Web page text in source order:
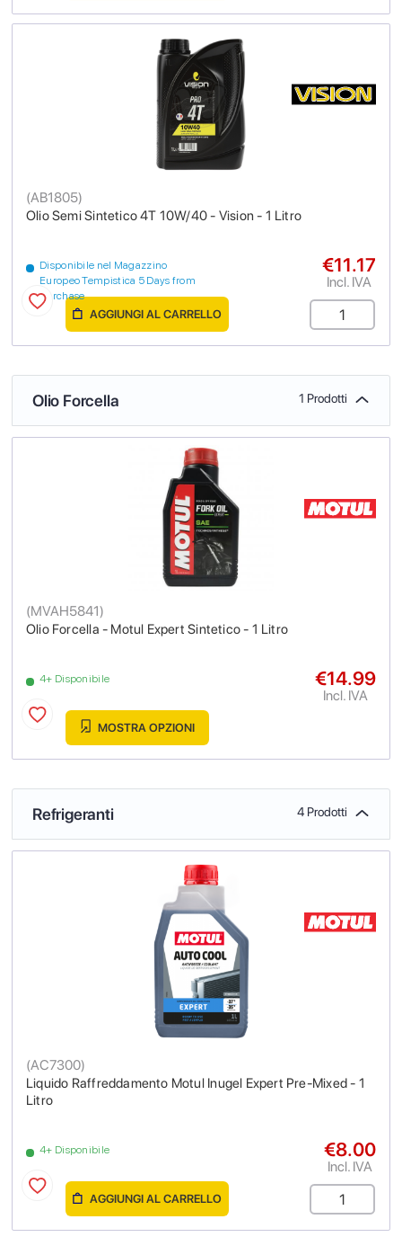
Olio Semi Sintetico 4T 10W/40 - Vision - 1 Litro
(AB1805)
Disponibile nel Magazzino
Europeo Tempistica 5 Days from
purchase
€11.17
Incl. IVA
AGGIUNGI AL CARRELLO
Olio Forcella 1 Prodotti
Olio Forcella - Motul Expert Sintetico - 1 Litro
(MVAH5841)
4+ Disponibile €14.99
Incl. IVA
MOSTRA OPZIONI
Refrigeranti 4 Prodotti
Liquido Raffreddamento Motul Inugel Expert Pre-Mixed - 1
Litro
(AC7300)
4+ Disponibile €8.00
Incl. IVA
AGGIUNGI AL CARRELLO